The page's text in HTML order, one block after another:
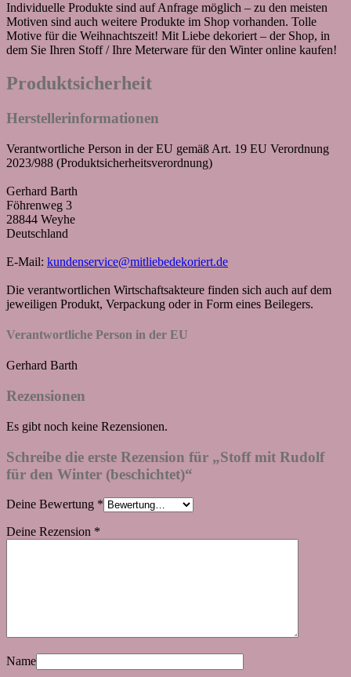
Individuelle Produkte sind auf Anfrage möglich – zu den meisten
Motiven sind auch weitere Produkte im Shop vorhanden. Tolle
Motive für die Weihnachtszeit! Mit Liebe dekoriert – der Shop, in
dem Sie Ihren Stoff / Ihre Meterware für den Winter online kaufen!
Produktsicherheit
Herstellerinformationen
Verantwortliche Person in der EU gemäß Art. 19 EU Verordnung
2023/988 (Produktsicherheitsverordnung)
Gerhard Barth
Föhrenweg 3
28844 Weyhe
Deutschland
E-Mail: kundenservice@mitliebedekoriert.de
Die verantwortlichen Wirtschaftsakteure finden sich auch auf dem
jeweiligen Produkt, Verpackung oder in Form eines Beilegers.
Verantwortliche Person in der EU
Gerhard Barth
Rezensionen
Es gibt noch keine Rezensionen.
Schreibe die erste Rezension für „Stoff mit Rudolf
für den Winter (beschichtet)“
Deine Bewertung *
Deine Rezension *
Name